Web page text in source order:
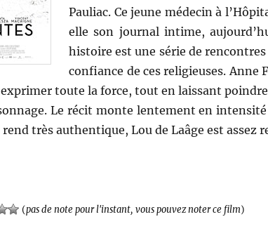
Pauliac. Ce jeune médecin à
elle son journal intime,
histoire est une série de
confiance de ces religieuses. Anne
toute la force, tout en laissant
Le récit monte lentement en
très authentique, Lou de Laâge est assez
(pas de note pour l'instant, vous pouvez noter ce film)